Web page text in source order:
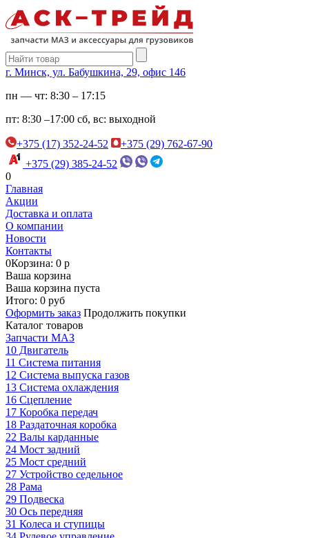
г. Минск, ул. Бабушкина, 29, офис 146
пн — чт: 8:30 – 17:15
пт: 8:30 –17:00 сб, вс: выходной
+375 (17) 352-24-52
+375 (29) 762-67-90
+375 (29) 385-24-52
0
Главная
Акции
Доставка и оплата
О компании
Новости
Контакты
0Корзина: 0 р
Ваша корзина
Ваша корзина пуста
Итого: 0 руб
Оформить заказ Продолжить покупки
Каталог товаров
Запчасти МАЗ
10 Двигатель
11 Система питания
12 Система выпуска газов
13 Система охлаждения
16 Сцепление
17 Коробка передач
18 Раздаточная коробка
22 Валы карданные
24 Мост задний
25 Мост средний
27 Устройство седельное
28 Рама
29 Подвеска
30 Ось передняя
31 Колеса и ступицы